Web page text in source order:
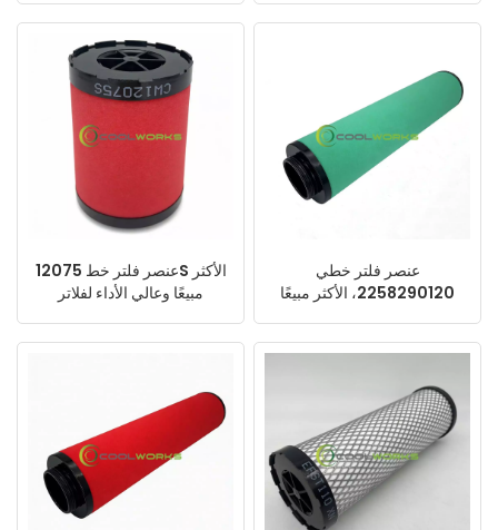
عنصر فلتر خط 12075S الأكثر
مبيعًا وعالي الأداء لفلاتر
عنصر فلتر خطي
2258290120، الأكثر مبيعًا
الهواء